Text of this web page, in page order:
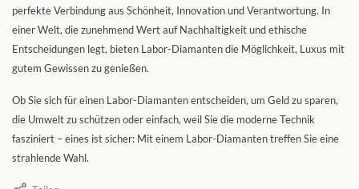
perfekte Verbindung aus Schönheit, Innovation und Verantwortung. In
einer Welt, die zunehmend Wert auf Nachhaltigkeit und ethische
Entscheidungen legt, bieten Labor-Diamanten die Möglichkeit, Luxus mit
gutem Gewissen zu genießen.
Ob Sie sich für einen Labor-Diamanten entscheiden, um Geld zu sparen,
die Umwelt zu schützen oder einfach, weil Sie die moderne Technik
fasziniert – eines ist sicher: Mit einem Labor-Diamanten treffen Sie eine
strahlende Wahl.